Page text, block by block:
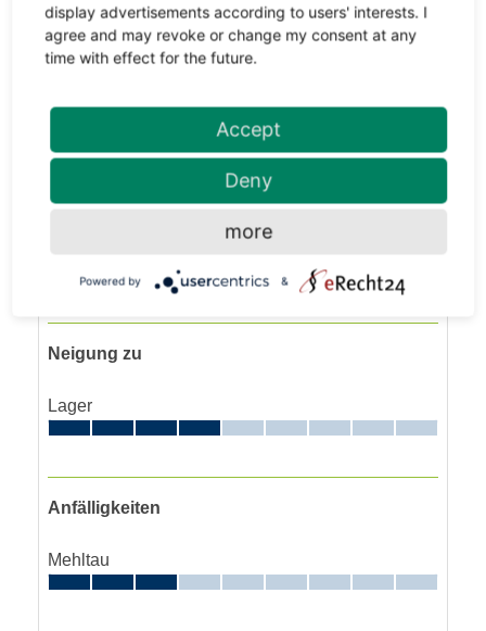
Ährenschieben
Reife
Pflanzenlänge
Neigung zu
Lager
Anfälligkeiten
Mehltau
display advertisements according to users' interests. I
agree and may revoke or change my consent at any
time with effect for the future.
Accept
Deny
more
Powered by &